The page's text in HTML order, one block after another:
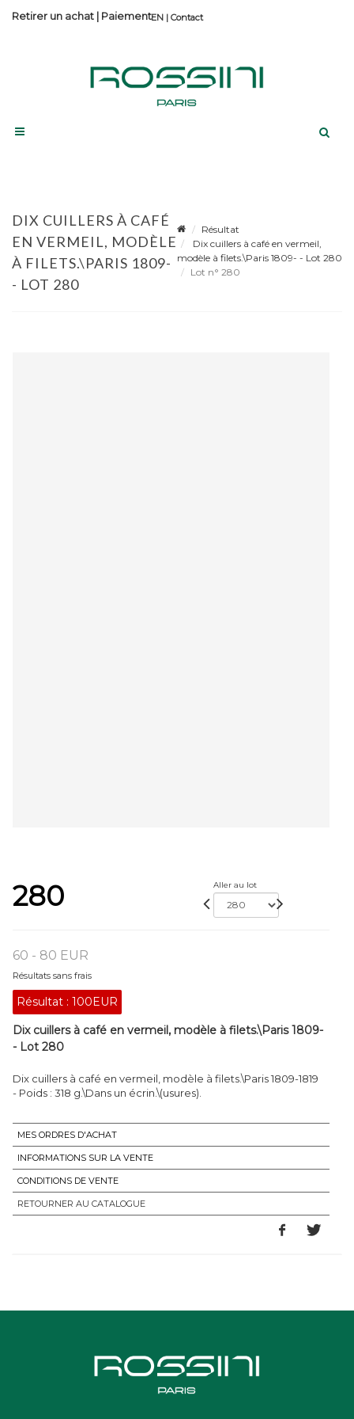
Contact
Retirer un achat | Paiement
DIX CUILLERS À CAFÉ
EN VERMEIL, MODÈLE
À FILETS.\PARIS 1809-
- LOT 280
Résultat
Dix cuillers à café en vermeil,
modèle à filets.\Paris 1809- - Lot 280
Lot n° 280
280 Aller au lot
60 - 80 EUR
Résultats sans frais
Résultat : 100EUR
Dix cuillers à café en vermeil, modèle à filets.\Paris 1809-
- Lot 280
Dix cuillers à café en vermeil, modèle à filets.\Paris 1809-1819
- Poids : 318 g.\Dans un écrin.\(usures).
MES ORDRES D'ACHAT
INFORMATIONS SUR LA VENTE
CONDITIONS DE VENTE
RETOURNER AU CATALOGUE